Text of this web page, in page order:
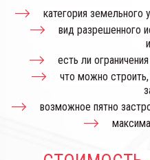
категория земельного
вид разрешенного
есть ли
что можно
возможное пятно